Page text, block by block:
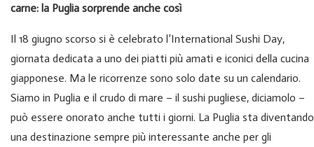
carne: la Puglia sorprende anche così
Il 18 giugno scorso si è celebrato l’International Sushi Day,
giornata dedicata a uno dei piatti più amati e iconici della cucina
giapponese. Ma le ricorrenze sono solo date su un calendario.
Siamo in Puglia e il crudo di mare – il sushi pugliese, diciamolo –
può essere onorato anche tutti i giorni. La Puglia sta diventando
una destinazione sempre più interessante anche per gli